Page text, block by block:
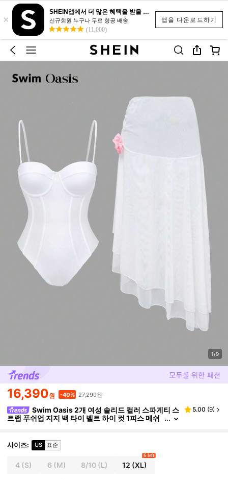
앱을 다운로드하기
×
SHEIN앱에서 더 많은 혜택을 받을 수 있어요.
신규회원 누구나 무료 항공 배송
(11,000)
1/9
16,390원 -40% 27,290원
Swim Oasis 2개 여성 솔리드 컬러 스파게티 스
트랩 푸쉬업 지지 백 타이 벨트 하이 컷 1피스 메쉬
5.00 (9)
사이즈: US 표준
4 (S) 6 (M) 8/10(L) 12 (XL)
6 left